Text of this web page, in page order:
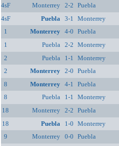
4sF
Monterrey 2-2 Puebla
4sF
Puebla 3-1 Monterrey
1
Monterrey 4-0 Puebla
1
Puebla 2-2 Monterrey
2
Puebla 1-1 Monterrey
2
Monterrey 2-0 Puebla
8
Monterrey 4-1 Puebla
8
Puebla 1-1 Monterrey
18
Monterrey 2-2 Puebla
18
Puebla 1-0 Monterrey
9
Monterrey 0-0 Puebla